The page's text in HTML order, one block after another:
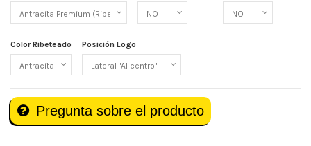
Más detalles abajo.
Color Ribeteado Posición Logo
Pregunta sobre el producto